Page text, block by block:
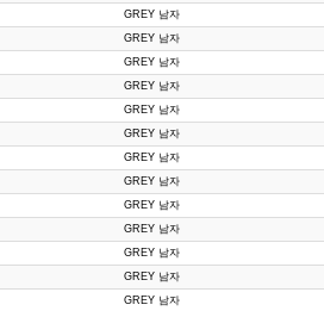
GREY 남자
GREY 남자
GREY 남자
GREY 남자
GREY 남자
GREY 남자
GREY 남자
GREY 남자
GREY 남자
GREY 남자
GREY 남자
GREY 남자
GREY 남자